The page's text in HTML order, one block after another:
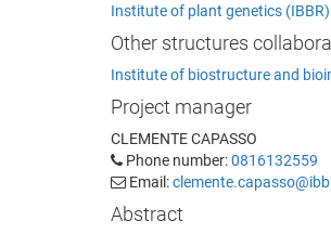
Institute of plant genetics (IBBR)
Other structures
Institute of biostructure and
Project manager
CLEMENTE CAPASSO
Phone number:0816132559
Email:
Abstract